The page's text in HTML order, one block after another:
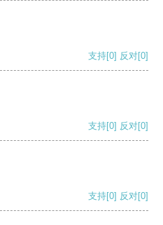
支持[0] 反对[0]
支持[0] 反对[0]
支持[0] 反对[0]